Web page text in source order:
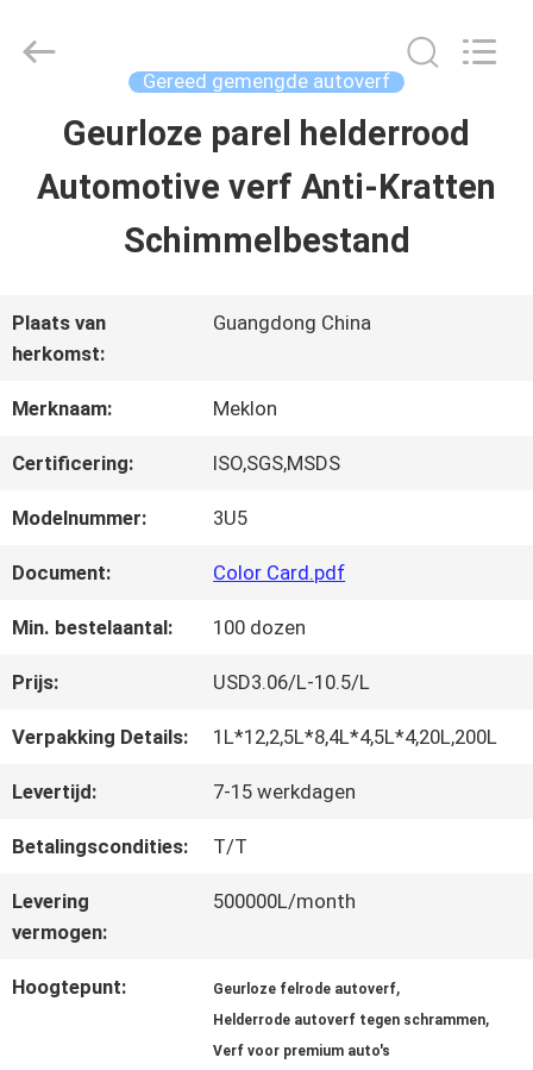
THUIS
PRODUCTEN
VIDEOS
OVER
ONS
KWALITEITSCONTROLE
CONTACTEER
ONS
NIEUWS
VRAAG
EEN
Meklon
Reserved.
Gereed gemengde autoverf
Geurloze parel helderrood
Automotive verf Anti-Kratten
Schimmelbestand
Plaats van
herkomst:
Guangdong China
Merknaam: Meklon
Certificering: ISO,SGS,MSDS
Modelnummer: 3U5
Document: Color Card.pdf
Min. bestelaantal: 100 dozen
Prijs: USD3.06/L-10.5/L
Verpakking Details: 1L*12,2,5L*8,4L*4,5L*4,20L,200L
Levertijd: 7-15 werkdagen
Betalingscondities: T/T
Levering
vermogen:
500000L/month
Hoogtepunt: Geurloze felrode autoverf,
Helderrode autoverf tegen schrammen,
Verf voor premium auto's